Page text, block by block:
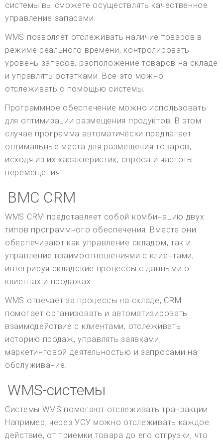
системы вы сможете осуществлять качественное
управление запасами.
WMS позволяет отслеживать наличие товаров в
режиме реального времени, контролировать
уровень запасов, расположение товаров на складе
и управлять остатками. Все это можно
отслеживать с помощью системы.
Программное обеспечение можно использовать
для оптимизации размещения продуктов. В этом
случае программа автоматически предлагает
оптимальные места для размещения товаров,
исходя из их характеристик, спроса и частоты
перемещения.
ВМС CRM
WMS CRM представляет собой комбинацию двух
типов программного обеспечения. Вместе они
обеспечивают как управление складом, так и
управление взаимоотношениями с клиентами,
интегрируя складские процессы с данными о
клиентах и продажах.
WMS отвечает за процессы на складе, CRM
помогает организовать и автоматизировать
взаимодействие с клиентами, отслеживать
историю продаж, управлять заявками,
маркетинговой деятельностью и запросами на
обслуживание.
WMS-системы
Системы WMS помогают отслеживать транзакции.
Например, через УСУ можно отслеживать каждое
действие, от приемки товара до его отгрузки, что